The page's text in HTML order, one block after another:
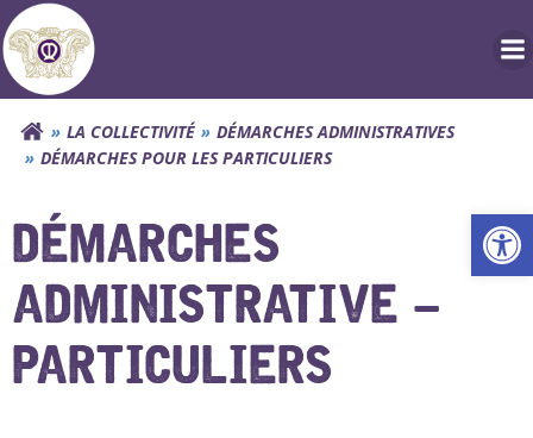
Aller
au
contenu
LA COLLECTIVITÉ
DÉMARCHES ADMINISTRATIVES
DÉMARCHES POUR LES PARTICULIERS
DÉMARCHES
ADMINISTRATIVE –
PARTICULIERS